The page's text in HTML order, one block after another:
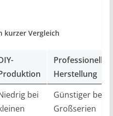
kurzer Vergleich
Professionelle
Herstellung
bei
Günstiger bei
Großserien